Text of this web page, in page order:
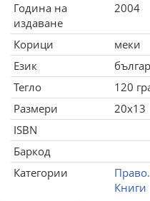
Година на
издаване
2004
Корици
меки
Език
Тегло
120
Размери
20x13
ISBN
Баркод
Категории
Книги